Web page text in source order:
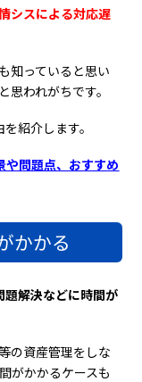
シスによる対応遅
知っていると思い
われがちです。
紹介します。
や問題点、おすすめ
かかる
題解決などに時間が
の資産管理をしな
がかかるケースも